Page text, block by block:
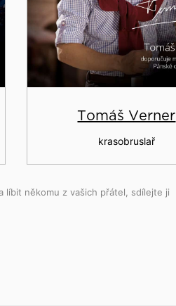
Tomáš Verner
krasobruslař
líbit někomu z vašich přátel, sdílejte ji